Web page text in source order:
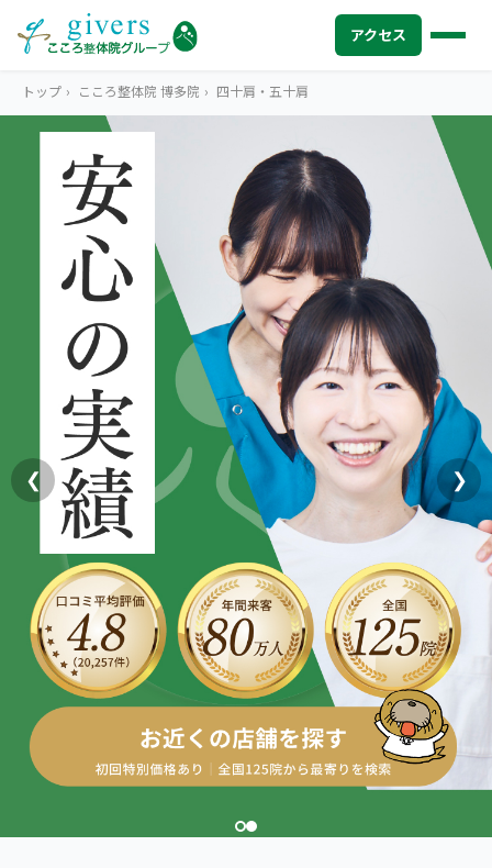
アクセス
HOME トップ
SYMPTOMS 症状から探す
腰痛
肩こり・首こり
四十肩・五十肩
膝痛・関節痛
股関節の痛み
産後の不調・体型の崩れ
骨盤の傾き・歪み
坐骨神経痛
ぎっくり腰
寝違え
MENU メニューから探す
STORE 店舗一覧
AREA エリアから探す
北海道
札幌エリア（13院）
東北
仙台エリア（4院）
関東
池袋エリア（3院）
新宿エリア（3院）
高田馬場エリア（2院）
ABOUT US 私たちについて
こころ整体院グループについて
初めての方へ
giversメソッドGIFT
研究・論文
医師・専門家からの推薦
メディア・実績
ご予約はこちら
OUR CONCEPT
とらわれないカラダを。
トップ › こころ整体院 博多院 › 四十肩・五十肩
❮ ❯